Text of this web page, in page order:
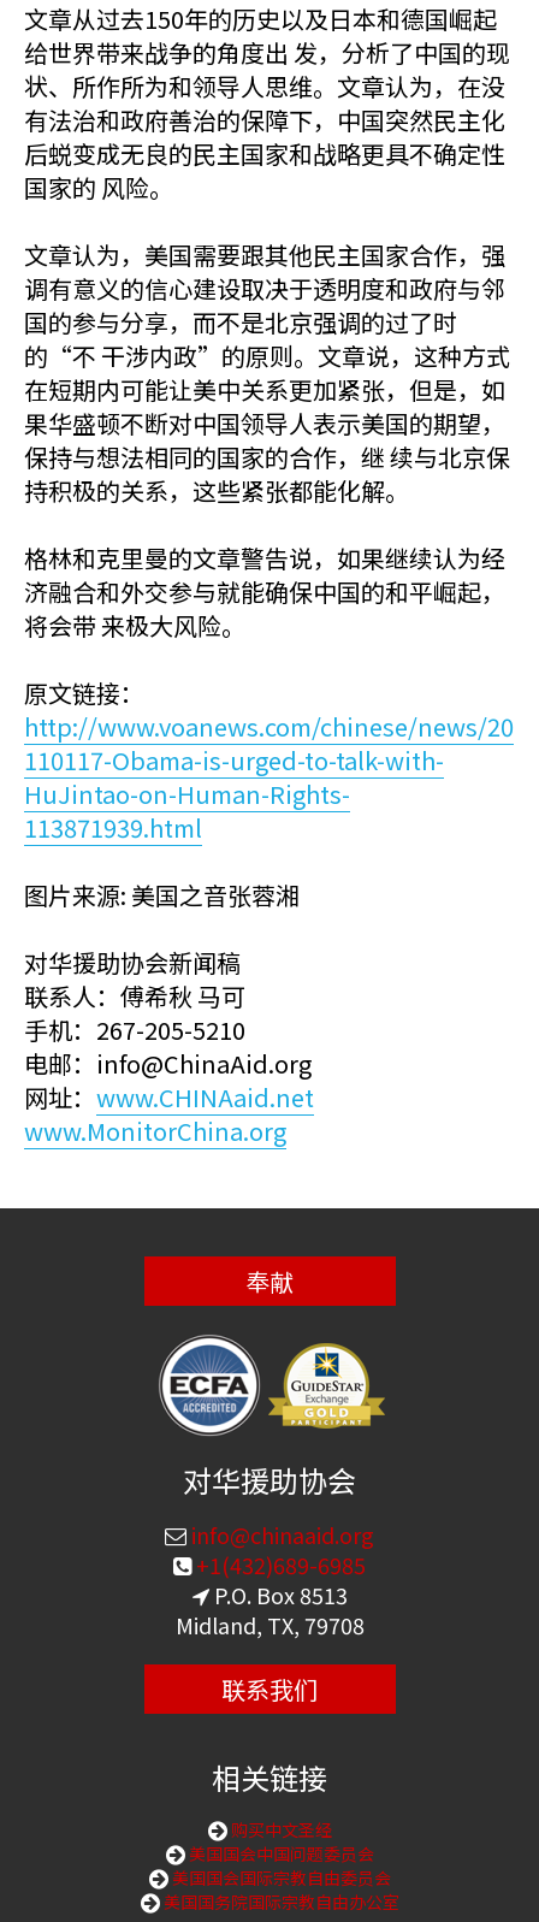
文章从过去150年的历史以及日本和德国崛起
给世界带来战争的角度出 发，分析了中国的现
状、所作所为和领导人思维。文章认为，在没
有法治和政府善治的保障下，中国突然民主化
后蜕变成无良的民主国家和战略更具不确定性
国家的 风险。
文章认为，美国需要跟其他民主国家合作，强
调有意义的信心建设取决于透明度和政府与邻
国的参与分享，而不是北京强调的过了时
的“不 干涉内政”的原则。文章说，这种方式
在短期内可能让美中关系更加紧张，但是，如
果华盛顿不断对中国领导人表示美国的期望，
保持与想法相同的国家的合作，继 续与北京保
持积极的关系，这些紧张都能化解。
格林和克里曼的文章警告说，如果继续认为经
济融合和外交参与就能确保中国的和平崛起，
将会带 来极大风险。
原文链接：
http://www.voanews.com/chinese/news/20
110117-Obama-is-urged-to-talk-with-
HuJintao-on-Human-Rights-
113871939.html
图片来源: 美国之音张蓉湘
对华援助协会新闻稿
联系人：傅希秋 马可
手机：267-205-5210
电邮：info@ChinaAid.org
网址： www.CHINAaid.net
www.MonitorChina.org
奉献
对华援助协会
info@chinaaid.org
+1(432)689-6985
P.O. Box 8513
Midland, TX, 79708
联系我们
相关链接
购买中文圣经
美国国会中国问题委员会
美国国会国际宗教自由委员会
美国国务院国际宗教自由办公室